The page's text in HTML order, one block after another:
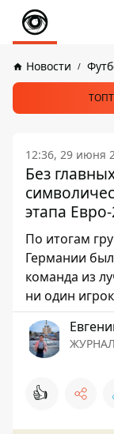
Новости
12:36, 29 июня
Без
этапа
По итогам
Германии
команда из
ни один
👍